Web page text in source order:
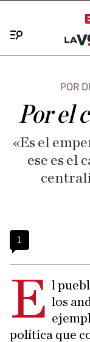
POR
Por el
«Es el
ese es el
1
E l
los
política que